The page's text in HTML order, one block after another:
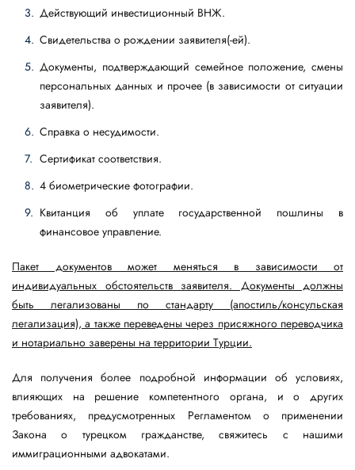
Действующий инвестиционный ВНЖ.
Свидетельства о рождении заявителя(-ей).
Документы, подтверждающий семейное положение, смены
персональных данных и прочее (в зависимости от ситуации
заявителя).
Справка о несудимости.
Сертификат соответствия.
4 биометрические фотографии.
Квитанция об уплате государственной пошлины в
финансовое управление.
Пакет документов может меняться в зависимости от
индивидуальных обстоятельств заявителя. Документы должны
быть легализованы по стандарту (апостиль/консульская
легализация), а также переведены через присяжного переводчика
и нотариально заверены на территории Турции.
Для получения более подробной информации об условиях,
влияющих на решение компетентного органа, и о других
требованиях, предусмотренных Регламентом о применении
Закона о турецком гражданстве, свяжитесь с нашими
иммиграционными адвокатами.